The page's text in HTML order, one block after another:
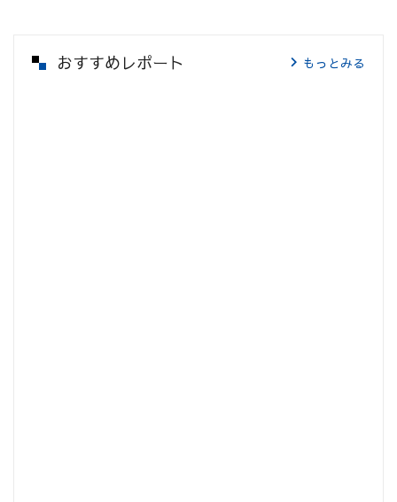
おすすめレポート もっとみる